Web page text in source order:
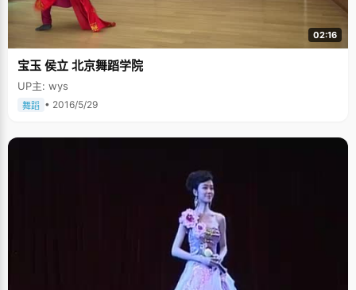
02:16
宝玉 侯立 北京舞蹈学院
UP主: wys
舞蹈 • 2016/5/29